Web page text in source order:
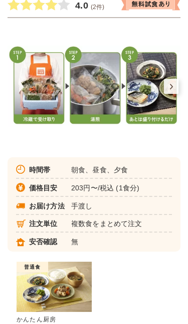
4.0 (2件)
時間帯 朝食、昼食、夕食
価格目安 203円〜/税込 (1食分)
お届け方法 手渡し
注文単位 複数食をまとめて注文
安否確認 無
普通食
かんたん厨房